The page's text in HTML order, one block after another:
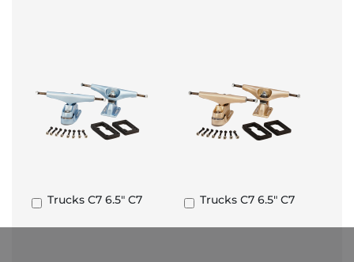
Trucks C7 6.5" C7
Añadir
carrito
Trucks C7 6.5" C7
Añadir
carrito